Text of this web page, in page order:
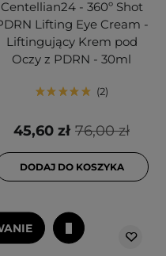
Centellian24 - 360º Shot
Lifting Eye Cream -
Liftingujący Krem pod
Oczy z PDRN - 30ml
2
76,00 zł
45,60 zł
DODAJ DO KOSZYKA